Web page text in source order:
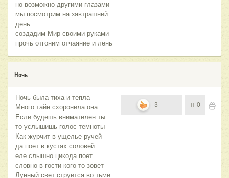
но возможно другими глазами
мы посмотрим на завтрашний
день
создадим Мир своими руками
прочь отгоним отчаяние и лень
Ночь
Ночь была тиха и тепла
Много тайн схоронила она.
Если будешь внимателен ты
то услышишь голос темноты
Как журчит в ущелье ручей
да поет в кустах соловей
еле слышно цикода поет
словно в гости кого то зовет
Лунный свет струится во тьме
3 0